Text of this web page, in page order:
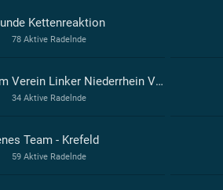
Kettenreaktion
78 Aktive Radelnde
Team Verein Linker Niederrhein VLN-Krefeld
34 Aktive Radelnde
Team - Krefeld
59 Aktive Radelnde